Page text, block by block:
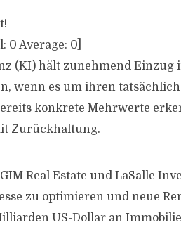
0 Average: 0
(KI) hält zunehmend Einzug
wenn es um ihren
konkrete Mehrwerte
Zurückhaltung.
Real Estate und LaSalle
zu optimieren und neue
US-Dollar an